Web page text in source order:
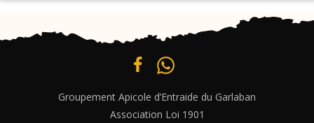
Groupement Apicole d’Entraide du Garlaban
Association Loi 1901